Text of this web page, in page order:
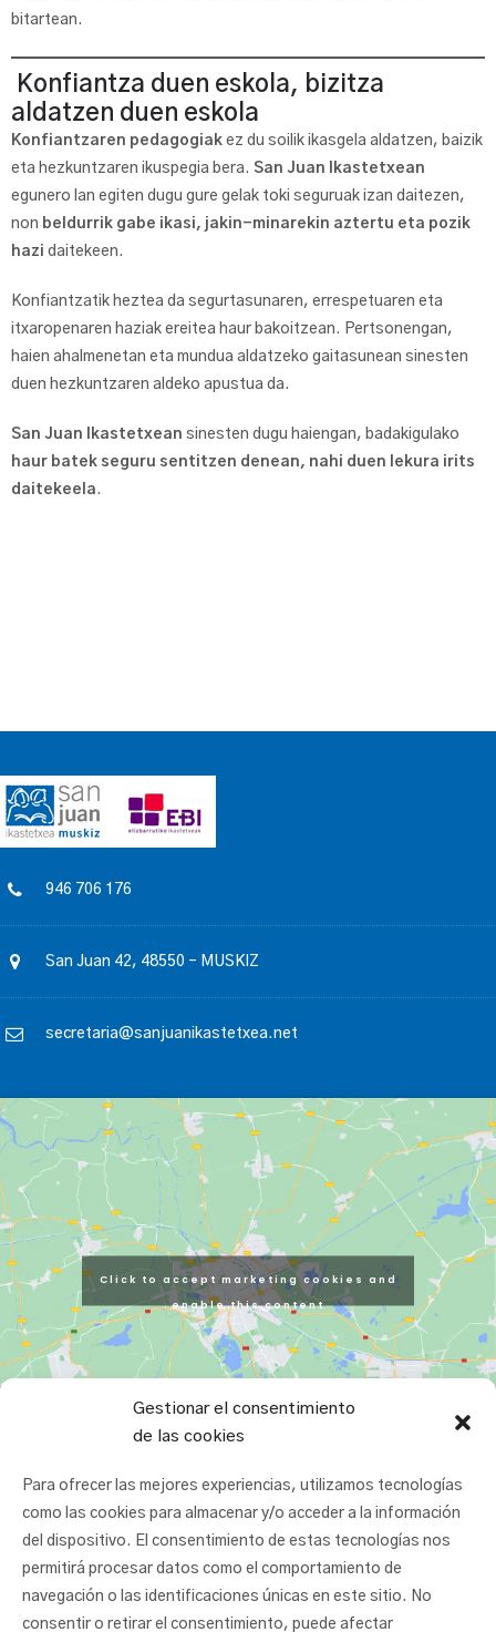
Gestionar el consentimiento
de las cookies
Para ofrecer las mejores experiencias, utilizamos tecnologías
como las cookies para almacenar y/o acceder a la información
del dispositivo. El consentimiento de estas tecnologías nos
permitirá procesar datos como el comportamiento de
navegación o las identificaciones únicas en este sitio. No
consentir o retirar el consentimiento, puede afectar
bitartean.
Konfiantza duen eskola, bizitza
aldatzen duen eskola
Konfiantzaren pedagogiak ez du soilik ikasgela aldatzen, baizik
eta hezkuntzaren ikuspegia bera. San Juan Ikastetxean
egunero lan egiten dugu gure gelak toki seguruak izan daitezen,
non beldurrik gabe ikasi, jakin-minarekin aztertu eta pozik
hazi daitekeen.
Konfiantzatik heztea da segurtasunaren, errespetuaren eta
itxaropenaren haziak ereitea haur bakoitzean. Pertsonengan,
haien ahalmenetan eta mundua aldatzeko gaitasunean sinesten
duen hezkuntzaren aldeko apustua da.
San Juan Ikastetxean sinesten dugu haiengan, badakigulako
haur batek seguru sentitzen denean, nahi duen lekura irits
daitekeela.
946 706 176
San Juan 42, 48550 – MUSKIZ
secretaria@sanjuanikastetxea.net
Click to accept marketing cookies and
enable this content